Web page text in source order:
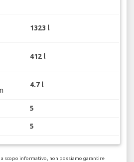
1323 l
412 l
4.7 l
5
5
scopo informativo, non possiamo garantire